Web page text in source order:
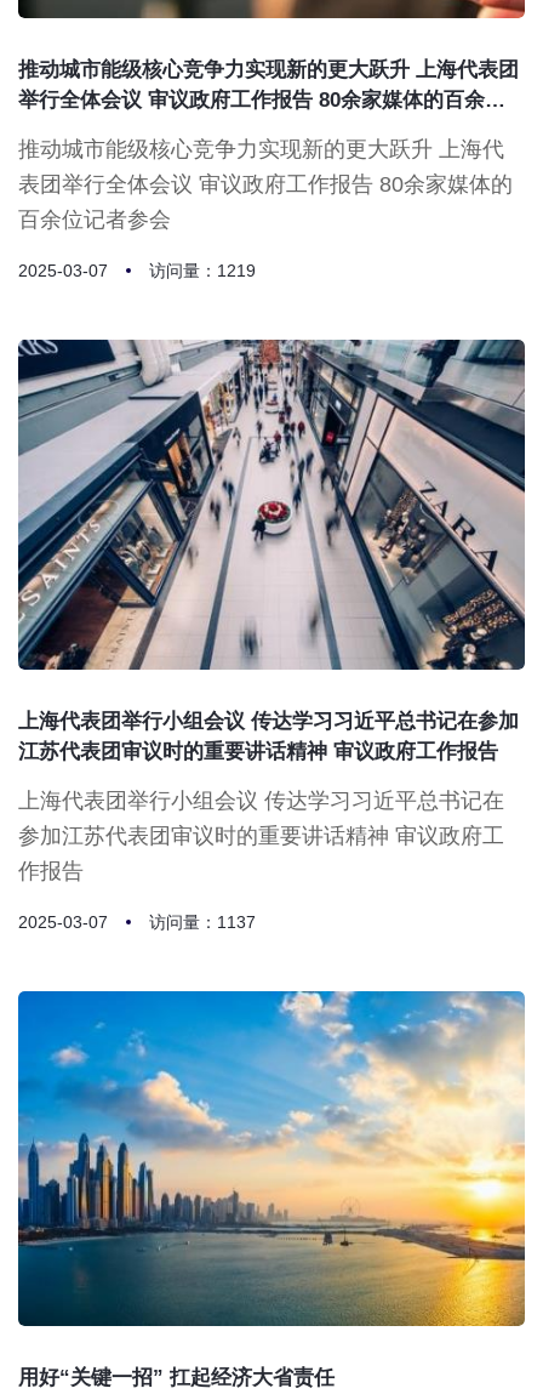
推动城市能级核心竞争力实现新的更大跃升 上海代表团
举行全体会议 审议政府工作报告 80余家媒体的百余位
推动城市能级核心竞争力实现新的更大跃升 上海代
表团举行全体会议 审议政府工作报告 80余家媒体的
百余位记者参会
2025-03-07 访问量：1219
上海代表团举行小组会议 传达学习习近平总书记在参加
江苏代表团审议时的重要讲话精神 审议政府工作报告
上海代表团举行小组会议 传达学习习近平总书记在
参加江苏代表团审议时的重要讲话精神 审议政府工
作报告
2025-03-07 访问量：1137
用好“关键一招” 扛起经济大省责任